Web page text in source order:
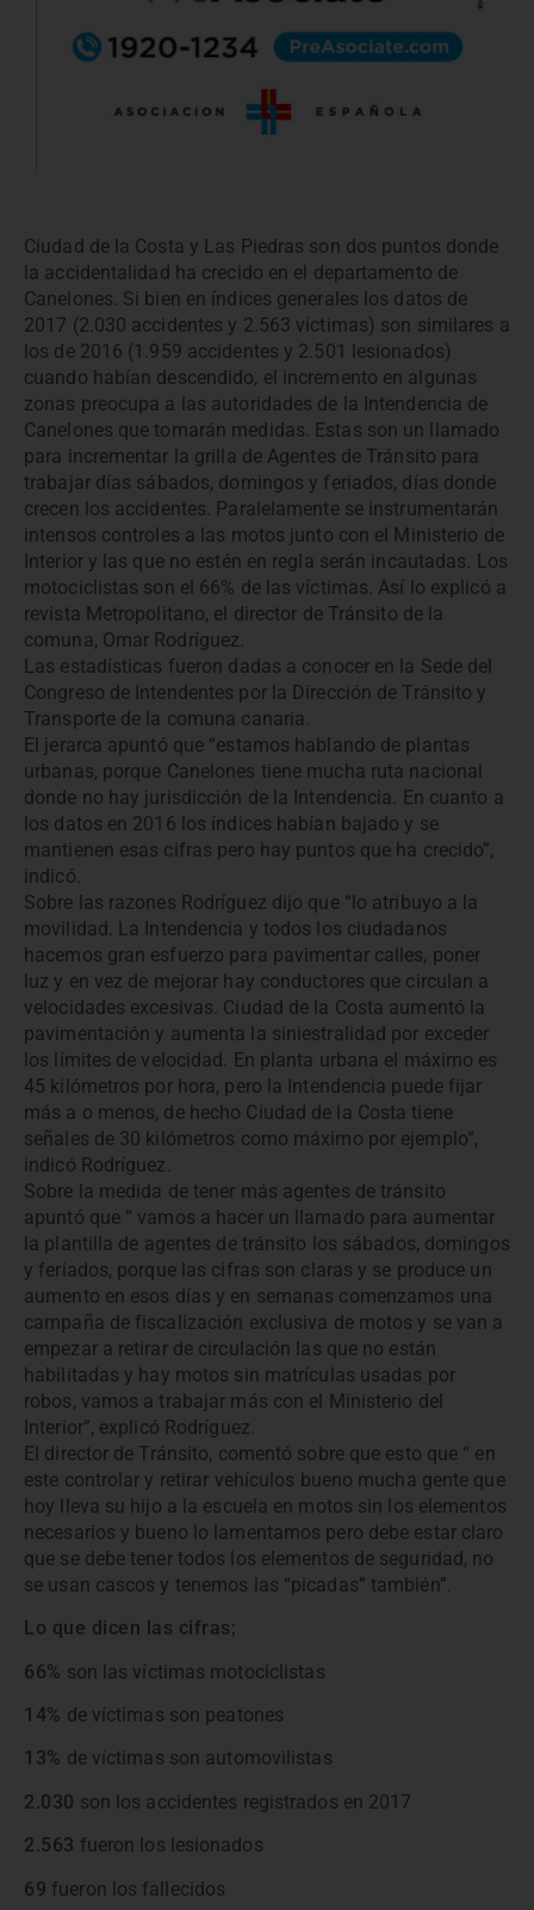
Ciudad de la Costa y Las Piedras son dos puntos donde
la accidentalidad ha crecido en el departamento de
Canelones. Si bien en índices generales los datos de
2017 (2.030 accidentes y 2.563 víctimas) son similares a
los de 2016 (1.959 accidentes y 2.501 lesionados)
cuando habían descendido, el incremento en algunas
zonas preocupa a las autoridades de la Intendencia de
Canelones que tomarán medidas. Estas son un llamado
para incrementar la grilla de Agentes de Tránsito para
trabajar días sábados, domingos y feriados, días donde
crecen los accidentes. Paralelamente se instrumentarán
intensos controles a las motos junto con el Ministerio de
Interior y las que no estén en regla serán incautadas. Los
motociclistas son el 66% de las víctimas. Así lo explicó a
revista Metropolitano, el director de Tránsito de la
comuna, Omar Rodríguez.
Las estadísticas fueron dadas a conocer en la Sede del
Congreso de Intendentes por la Dirección de Tránsito y
Transporte de la comuna canaria.
El jerarca apuntó que “estamos hablando de plantas
urbanas, porque Canelones tiene mucha ruta nacional
donde no hay jurisdicción de la Intendencia. En cuanto a
los datos en 2016 los índices habían bajado y se
mantienen esas cifras pero hay puntos que ha crecido”,
indicó.
Sobre las razones Rodríguez dijo que “lo atribuyo a la
movilidad. La Intendencia y todos los ciudadanos
hacemos gran esfuerzo para pavimentar calles, poner
luz y en vez de mejorar hay conductores que circulan a
velocidades excesivas. Ciudad de la Costa aumentó la
pavimentación y aumenta la siniestralidad por exceder
los límites de velocidad. En planta urbana el máximo es
45 kilómetros por hora, pero la Intendencia puede fijar
más a o menos, de hecho Ciudad de la Costa tiene
señales de 30 kilómetros como máximo por ejemplo”,
indicó Rodríguez.
Sobre la medida de tener más agentes de tránsito
apuntó que “ vamos a hacer un llamado para aumentar
la plantilla de agentes de tránsito los sábados, domingos
y feriados, porque las cifras son claras y se produce un
aumento en esos días y en semanas comenzamos una
campaña de fiscalización exclusiva de motos y se van a
empezar a retirar de circulación las que no están
habilitadas y hay motos sin matrículas usadas por
robos, vamos a trabajar más con el Ministerio del
Interior”, explicó Rodríguez.
El director de Tránsito, comentó sobre que esto que “ en
este controlar y retirar vehículos bueno mucha gente que
hoy lleva su hijo a la escuela en motos sin los elementos
necesarios y bueno lo lamentamos pero debe estar claro
que se debe tener todos los elementos de seguridad, no
se usan cascos y tenemos las “picadas” también”.
Lo que dicen las cifras;
66% son las víctimas motociclistas
14% de víctimas son peatones
13% de víctimas son automovilistas
2.030 son los accidentes registrados en 2017
2.563 fueron los lesionados
69 fueron los fallecidos